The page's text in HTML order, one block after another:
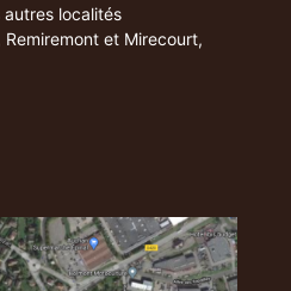
localités
et Mirecourt,